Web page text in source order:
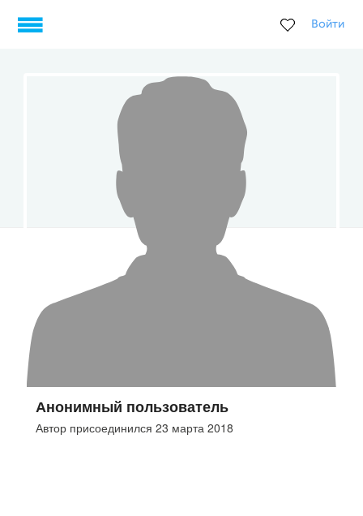
Войти
Анонимный пользователь
Автор присоединился 23 марта 2018